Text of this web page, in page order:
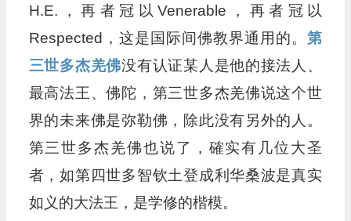
H.E.，再者冠以Venerable，再者冠以
Respected，这是国际间佛教界通用的。 第
三世多杰羌佛没有认证某人是他的接法人、
最高法王、佛陀，第三世多杰羌佛说这个世
界的未来佛是弥勒佛，除此没有另外的人。
第三世多杰羌佛也说了，確实有几位大圣
者，如第四世多智钦土登成利华桑波是真实
如义的大法王，是学修的楷模。